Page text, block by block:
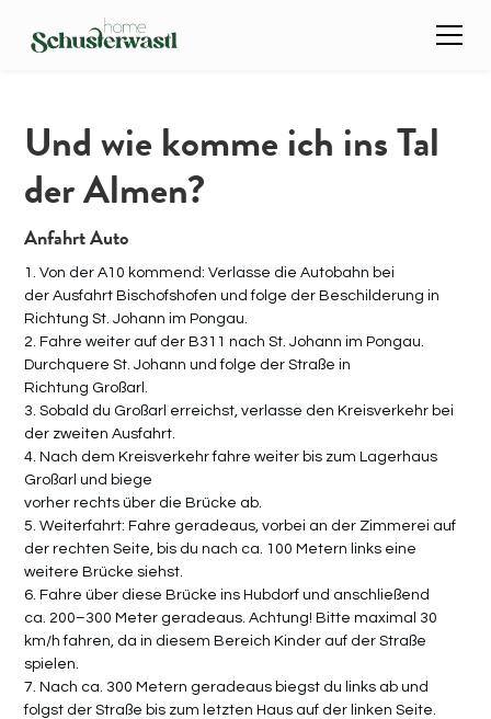
Und wie komme ich ins Tal
der Almen?
Anfahrt Auto
1. Von der A10 kommend: Verlasse die Autobahn bei
der Ausfahrt Bischofshofen und folge der Beschilderung in
Richtung St. Johann im Pongau.
2. Fahre weiter auf der B311 nach St. Johann im Pongau.
Durchquere St. Johann und folge der Straße in
Richtung Großarl.
3. Sobald du Großarl erreichst, verlasse den Kreisverkehr bei
der zweiten Ausfahrt.
4. Nach dem Kreisverkehr fahre weiter bis zum Lagerhaus
Großarl und biege
vorher rechts über die Brücke ab.
5. Weiterfahrt: Fahre geradeaus, vorbei an der Zimmerei auf
der rechten Seite, bis du nach ca. 100 Metern links eine
weitere Brücke siehst.
6. Fahre über diese Brücke ins Hubdorf und anschließend
ca. 200–300 Meter geradeaus. Achtung! Bitte maximal 30
km/h fahren, da in diesem Bereich Kinder auf der Straße
spielen.
7. Nach ca. 300 Metern geradeaus biegst du links ab und
folgst der Straße bis zum letzten Haus auf der linken Seite.